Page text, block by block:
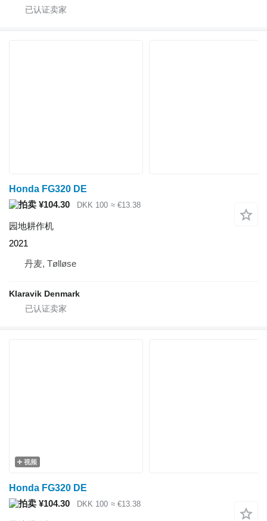
Honda FG320 DE
¥104.30
DKK 100 ≈ €13.38
园地耕作机
2021
丹麦, Tølløse
Klaravik Denmark
视频
Honda FG320 DE
¥104.30
DKK 100 ≈ €13.38